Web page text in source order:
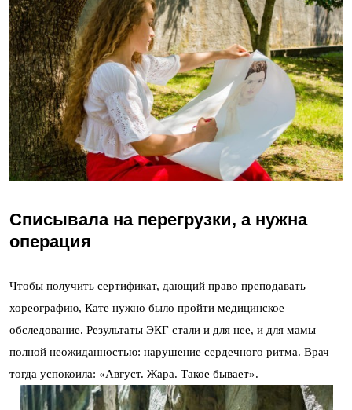
Списывала на перегрузки, а нужна
операция
Чтобы получить сертификат, дающий право преподавать
хореографию, Кате нужно было пройти медицинское
обследование. Результаты ЭКГ стали и для нее, и для мамы
полной неожиданностью: нарушение сердечного ритма. Врач
тогда успокоила: «Август. Жара. Такое бывает».